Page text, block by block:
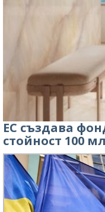
ЕС създава
стойност 100